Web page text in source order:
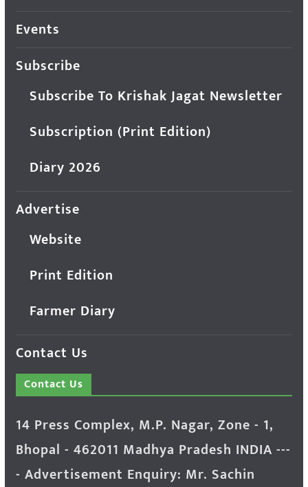
Events
Subscribe
Subscribe To Krishak Jagat Newsletter
Subscription (Print Edition)
Diary 2026
Advertise
Website
Print Edition
Farmer Diary
Contact Us
Contact Us
14 Press Complex, M.P. Nagar, Zone - 1,
Bhopal - 462011 Madhya Pradesh INDIA ---
- Advertisement Enquiry: Mr. Sachin